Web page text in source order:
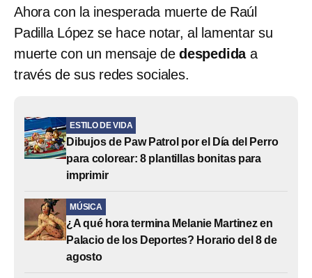
Ahora con la inesperada muerte de Raúl
Padilla López se hace notar, al lamentar su
muerte con un mensaje dedespedida a
través de sus redes sociales.
ESTILO DE VIDA
Dibujos de Paw Patrol por el Día del Perro
para colorear: 8 plantillas bonitas para
imprimir
MÚSICA
¿A qué hora termina Melanie Martinez en
Palacio de los Deportes? Horario del 8 de
agosto